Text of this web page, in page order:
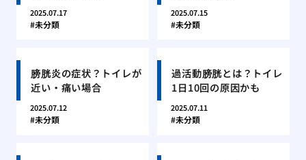
2025.07.17
未分類
2025.07.15
未分類
膀胱炎の症状？トイレが
近い・痛い場合
2025.07.12
未分類
過活動膀胱とは？トイレ
1日10回の原因かも
2025.07.11
未分類